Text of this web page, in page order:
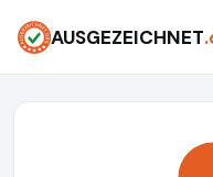
AUSGEZEICHNET